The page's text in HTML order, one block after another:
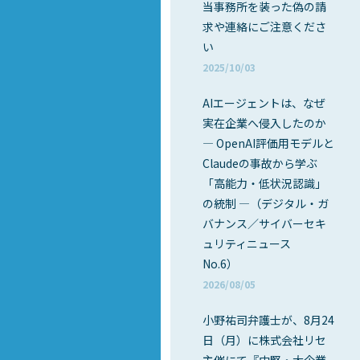
当事務所を装った偽の請
求や連絡にご注意くださ
い
2025/10/03
AIエージェントは、なぜ
実在企業へ侵入したのか
― OpenAI評価用モデルと
Claudeの事故から学ぶ
「高能力・低状況認識」
の統制 ―（デジタル・ガ
バナンス／サイバーセキ
ュリティニュース
No.6）
2026/08/05
小野祐司弁護士が、8月24
日（月）に株式会社リセ